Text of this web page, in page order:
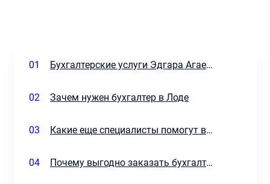
01 Бухгалтерские услуги Эдгара Агаева
02 Зачем нужен бухгалтер в Лоде
03 Какие еще специалисты помогут в развитии бизнеса
04 Почему выгодно заказать бухгалтерские услуги в одной компании